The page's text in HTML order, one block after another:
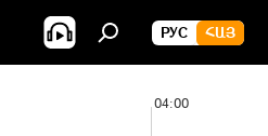
РУС ՀԱՅ
04:00